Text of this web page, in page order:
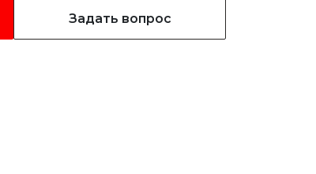
Задать вопрос